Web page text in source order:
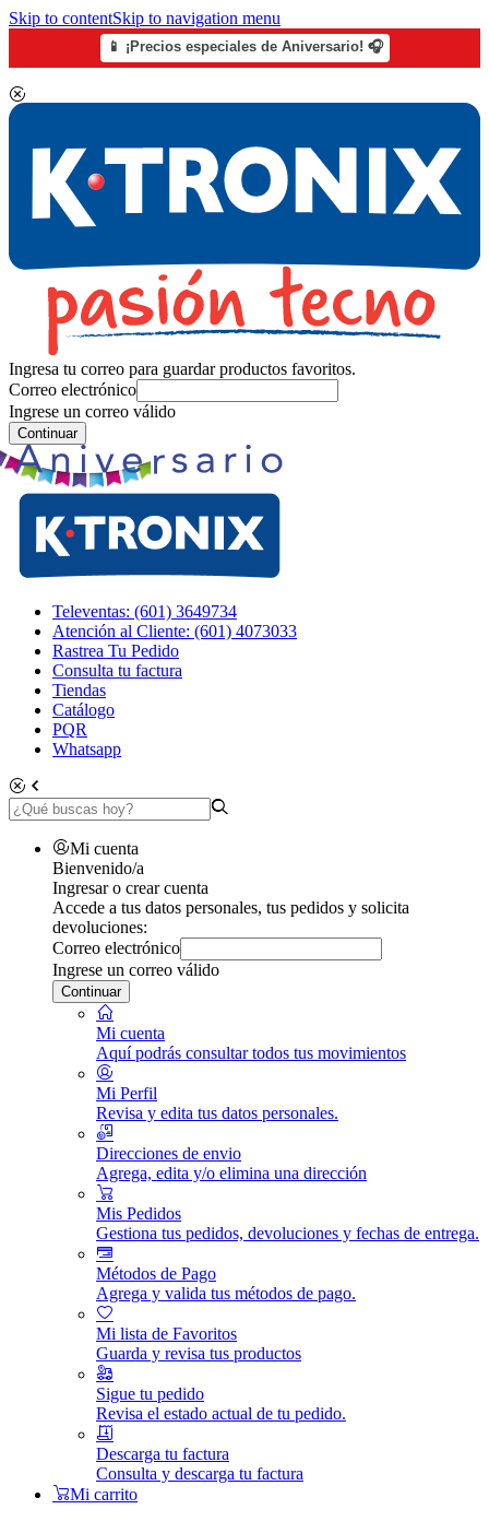
Skip to contentSkip to navigation menu
📱 ¡Precios especiales de Aniversario! 🎧
Ingresa tu correo para guardar productos favoritos.
Correo electrónico
Ingrese un correo válido
Continuar
Televentas: (601) 3649734
Atención al Cliente: (601) 4073033
Rastrea Tu Pedido
Consulta tu factura
Tiendas
Catálogo
PQR
Whatsapp
Mi cuenta
Bienvenido/a
Ingresar o crear cuenta
Accede a tus datos personales, tus pedidos y solicita
devoluciones:
Correo electrónico
Ingrese un correo válido
Continuar
Mi cuenta
Aquí podrás consultar todos tus movimientos
Mi Perfil
Revisa y edita tus datos personales.
Direcciones de envio
Agrega, edita y/o elimina una dirección
Mis Pedidos
Gestiona tus pedidos, devoluciones y fechas de entrega.
Métodos de Pago
Agrega y valida tus métodos de pago.
Mi lista de Favoritos
Guarda y revisa tus productos
Sigue tu pedido
Revisa el estado actual de tu pedido.
Descarga tu factura
Consulta y descarga tu factura
Mi carrito